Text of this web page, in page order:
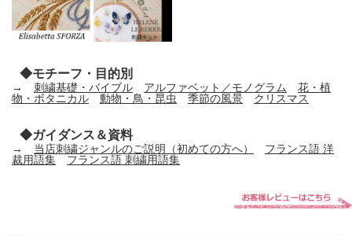
◆モチーフ・目的別
→ 刺繍基礎・バイブル アルファベット／モノグラム 花・植
物・ボタニカル 動物・鳥・昆虫 季節の風景 クリスマス
◆ガイダンス＆資料
→ 当店刺繍ジャンルのご説明（初めての方へ） フランス語 洋
裁用語集 フランス語 刺繍用語集